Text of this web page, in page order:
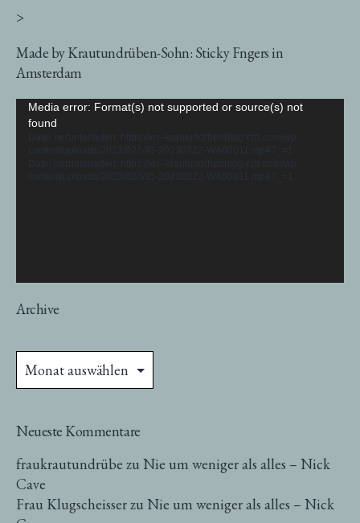
>
Made by Krautundrüben-Sohn: Sticky Fngers in
Amsterdam
Video-
Player
Media error: Format(s) not supported or source(s) not
found
Datei herunterladen: https://xn--krautundrbenblog-rzb.com/wp-
content/uploads/2023/02/VID-20230222-WA00011.mp4?_=1
Datei herunterladen: https://xn--krautundrbenblog-rzb.com/wp-
content/uploads/2023/02/VID-20230222-WA00011.mp4?_=1
Archive
Neueste Kommentare
fraukrautundrübe zu Nie um weniger als alles – Nick
Cave
Frau Klugscheisserzu Nie um weniger als alles – Nick